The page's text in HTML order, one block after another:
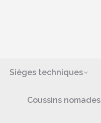
Sièges techniques
Coussins nomades